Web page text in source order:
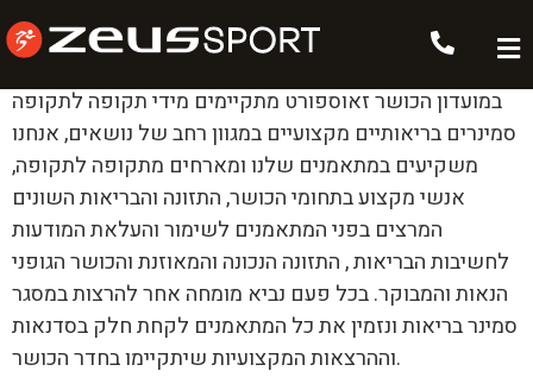
סמינר בריאות
במועדון הכושר זאוספורט מתקיימים מידי תקופה לתקופה
סמינרים בריאותיים מקצועיים במגוון רחב של נושאים, אנחנו
משקיעים במתאמנים שלנו ומארחים מתקופה לתקופה,
אנשי מקצוע בתחומי הכושר, התזונה והבריאות השונים
המרצים בפני המתאמנים לשימור והעלאת המודעות
לחשיבות הבריאות , התזונה הנכונה והמאוזנת והכושר הגופני
הנאות והמבוקר. בכל פעם נביא מומחה אחר להרצות במסגר
סמינר בריאות ונזמין את כל המתאמנים לקחת חלק בסדנאות
וההרצאות המקצועיות שיתקיימו בחדר הכושר.